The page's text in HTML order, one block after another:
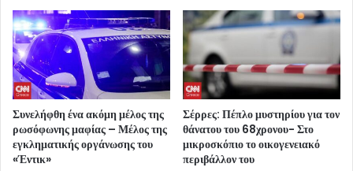
Συνελήφθη ένα ακόμη μέλος της
ρωσόφωνης μαφίας – Μέλος της
εγκληματικής οργάνωσης του
«Έντικ»
Σέρρες: Πέπλο μυστηρίου για τον
θάνατου του 68χρονου- Στο
μικροσκόπιο το οικογενειακό
περιβάλλον του